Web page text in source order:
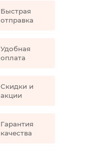
Быстрая
отправка
Удобная
оплата
Скидки и
акции
Гарантия
качества